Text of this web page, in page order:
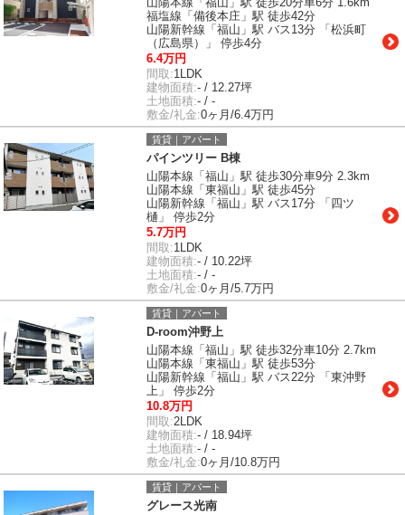
福塩線「備後本庄」駅 徒歩42分
山陽新幹線「福山」駅 バス13分 「松浜町
（広島県）」 停歩4分
6.4万円
間取:1LDK
建物面積:- / 12.27坪
土地面積:- / -
敷金/礼金:0ヶ月/6.4万円
賃貸｜アパート
パインツリー B棟
山陽本線「福山」駅 徒歩30分車9分 2.3km
山陽本線「東福山」駅 徒歩45分
山陽新幹線「福山」駅 バス17分 「四ツ
樋」 停歩2分
5.7万円
間取:1LDK
建物面積:- / 10.22坪
土地面積:- / -
敷金/礼金:0ヶ月/5.7万円
賃貸｜アパート
D-room沖野上
山陽本線「福山」駅 徒歩32分車10分 2.7km
山陽本線「東福山」駅 徒歩53分
山陽新幹線「福山」駅 バス22分 「東沖野
上」 停歩2分
10.8万円
間取:2LDK
建物面積:- / 18.94坪
土地面積:- / -
敷金/礼金:0ヶ月/10.8万円
賃貸｜アパート
グレース光南